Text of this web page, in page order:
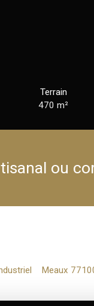
Terrain
470m²
ou
Meaux